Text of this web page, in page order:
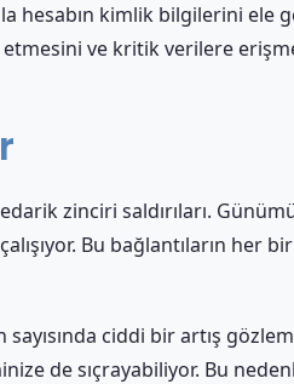
hesabın kimlik bilgilerini ele
ve kritik verilere
zinciri saldırıları.
Bu bağlantıların her
ciddi bir artış
de sıçrayabiliyor. Bu